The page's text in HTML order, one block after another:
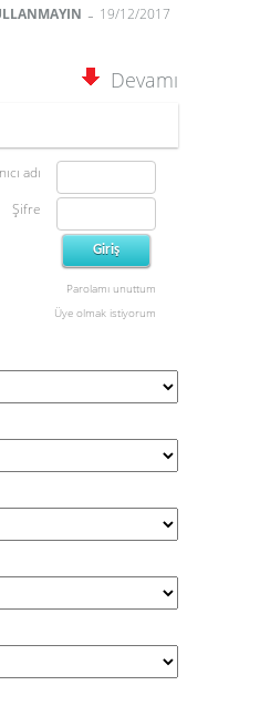
- 19/12/2017
Devamı
adı
Şifre
Parolamı unuttum
Üye olmak istiyorum